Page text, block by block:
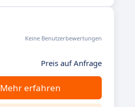
Keine Benutzerbewertungen
Preis auf Anfrage
Mehr erfahren